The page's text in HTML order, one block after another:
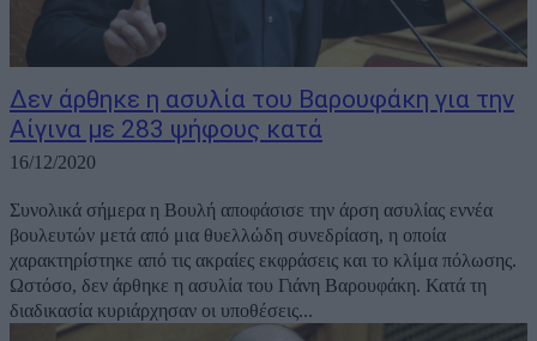
Δεν άρθηκε η ασυλία του Βαρουφάκη για την
Αίγινα με 283 ψήφους κατά
16/12/2020
Συνολικά σήμερα η Βουλή αποφάσισε την άρση ασυλίας εννέα
βουλευτών μετά από μια θυελλώδη συνεδρίαση, η οποία
χαρακτηρίστηκε από τις ακραίες εκφράσεις και το κλίμα πόλωσης.
Ωστόσο, δεν άρθηκε η ασυλία του Γιάνη Βαρουφάκη. Κατά τη
διαδικασία κυριάρχησαν οι υποθέσεις...